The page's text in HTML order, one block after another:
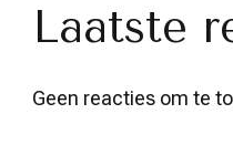
Laatste
Geen reacties om te